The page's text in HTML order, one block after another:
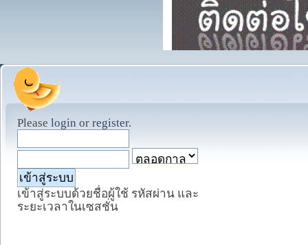
Please login or register.
เข้าสู่ระบบด้วยชื่อผู้ใช้ รหัสผ่าน และ
ระยะเวลาในเซสชั่น